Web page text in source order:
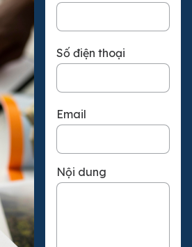
Số điện thoại
Email
Nội dung